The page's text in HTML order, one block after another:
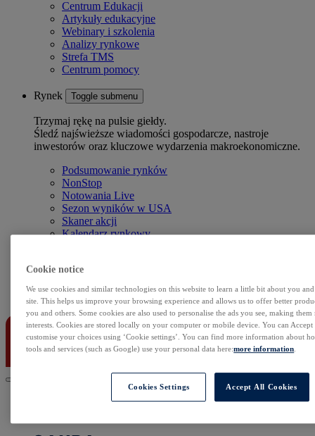
Centrum Edukacji
Artykuły edukacyjne
Webinary i szkolenia
Analizy rynkowe
Strefa TMS
Centrum pomocy
Rynek Toggle submenu
Trzymaj rękę na pulsie giełdy.
Śledź najświeższe wiadomości gospodarcze, nastroje
inwestorów oraz kluczowe wydarzenia makroekonomiczne.
Podsumowanie rynków
NonStop
Notowania Live
Sezon wyników w USA
Skaner akcji
Kalendarz rynkowy
Rolowania
Kontakt
Cookie notice
We use cookies and similar technologies on this website to learn a little bit about you
site. This helps us improve your browsing experience and allows us to offer better
you and others. Some cookies are also used to personalise the ads you see, making
interests. Cookies are stored locally on your computer or mobile device. You can
customise your choices using ‘Cookie settings’. You can find more information about
tools and services (such as Google) use your personal data here:more information
Cookies Settings Accept All Cookies